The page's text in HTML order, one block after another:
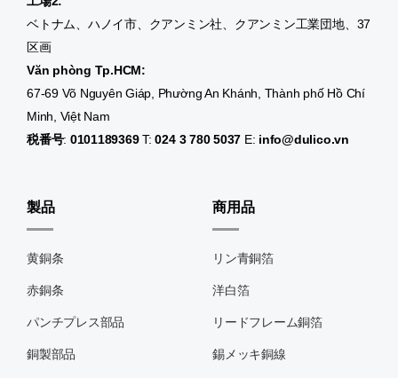
ベトナム、ハノイ市、クアンミン社、クアンミン工業団地、37
区画
Văn phòng Tp.HCM:
67-69 Võ Nguyên Giáp, Phường An Khánh, Thành phố Hồ Chí
Minh, Việt Nam
税番号: 0101189369T:024 3 780 5037 E: info@dulico.vn
製品
黄銅条
赤銅条
パンチプレス部品
銅製部品
商用品
リン青銅箔
洋白箔
リードフレーム銅箔
錫メッキ銅線